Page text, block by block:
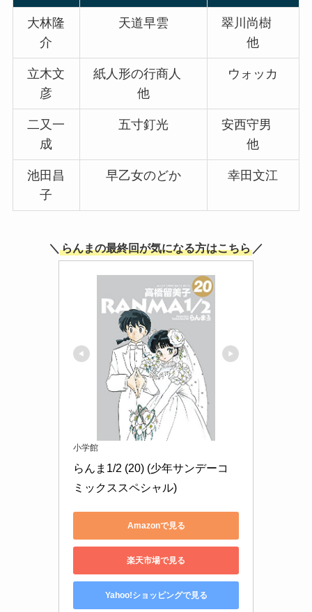
大林隆
介
天道早雲
翠川尚樹
他
立木文
彦
紙人形の行商人
他
ウォッカ
二又一
成
五寸釘光
安西守男
他
池田昌
子
早乙女のどか 幸田文江
＼ らんまの最終回が気になる方はこちら ／
小学館
らんま1/2 (20) (少年サンデーコ
ミックススペシャル)
Amazonで見る
楽天市場で見る
Yahoo!ショッピングで見る